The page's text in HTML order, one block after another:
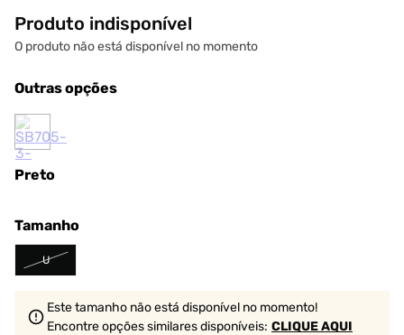
Produto indisponível
O produto não está disponível no momento
Outras opções
Preto
Tamanho
U
Este tamanho não está disponível no momento!
Encontre opções similaresdisponíveis: CLIQUE AQUI